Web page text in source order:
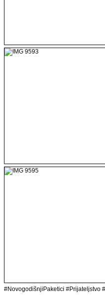
#NovogodišnjiPaketici #Prijateljstvo